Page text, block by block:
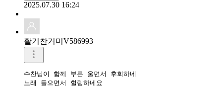
2025.07.30 16:24
활기찬거미V586993
수찬님이 함께 부른 울면서 후회하네
노래 들으면서 힐링하네요